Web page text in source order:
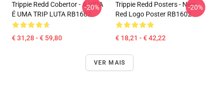
Trippie Redd Cobertor - A VIDA
É UMA TRIP LUTA RB1602
€ 31,28 - € 59,80
-20%
Trippie Redd Posters - New
Red Logo Poster RB1602
€ 18,21 - € 42,22
-20%
VER MAIS